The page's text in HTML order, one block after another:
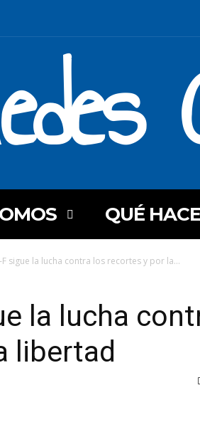
QUÉ
F sigue la lucha contra los recortes y por la...
la lucha
libertad